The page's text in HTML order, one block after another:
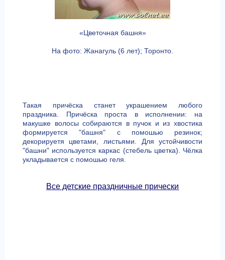
«Цветочная башня»
На фото: Жанагуль (6 лет); Торонто.
Такая причёска станет украшением любого
праздника. Причёска проста в исполнении: на
макушке волосы собираются в пучок и из хвостика
формируется "башня" с помошью резинок;
декорируетя цветами, листьями. Для устойчивости
"башни" используется каркас (стебель цветка). Чёлка
укладывается с помошью геля.
Все детские праздничные прически